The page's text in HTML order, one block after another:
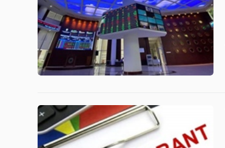
NGHIỆP
KHÔNG
THIẾT